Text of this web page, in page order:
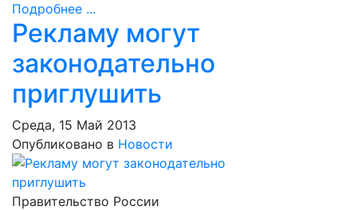
Подробнее ...
Рекламу могут
законодательно
приглушить
Среда, 15 Май 2013
Опубликовано в Новости
Правительство России